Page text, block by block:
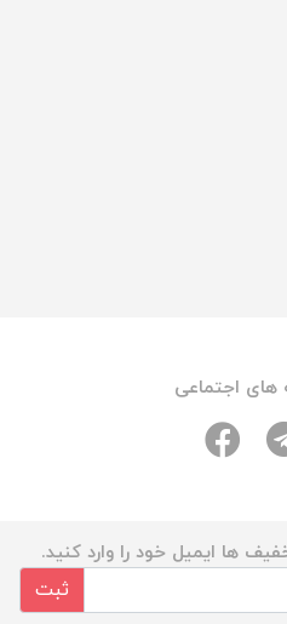
های اجتماعی
ها ایمیل خود را وارد کنید.
ثبت